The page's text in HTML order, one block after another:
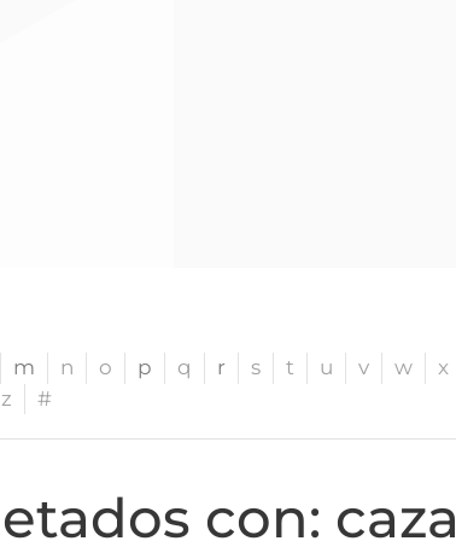
m n o p q r s t u v w x
z
#
con: caza